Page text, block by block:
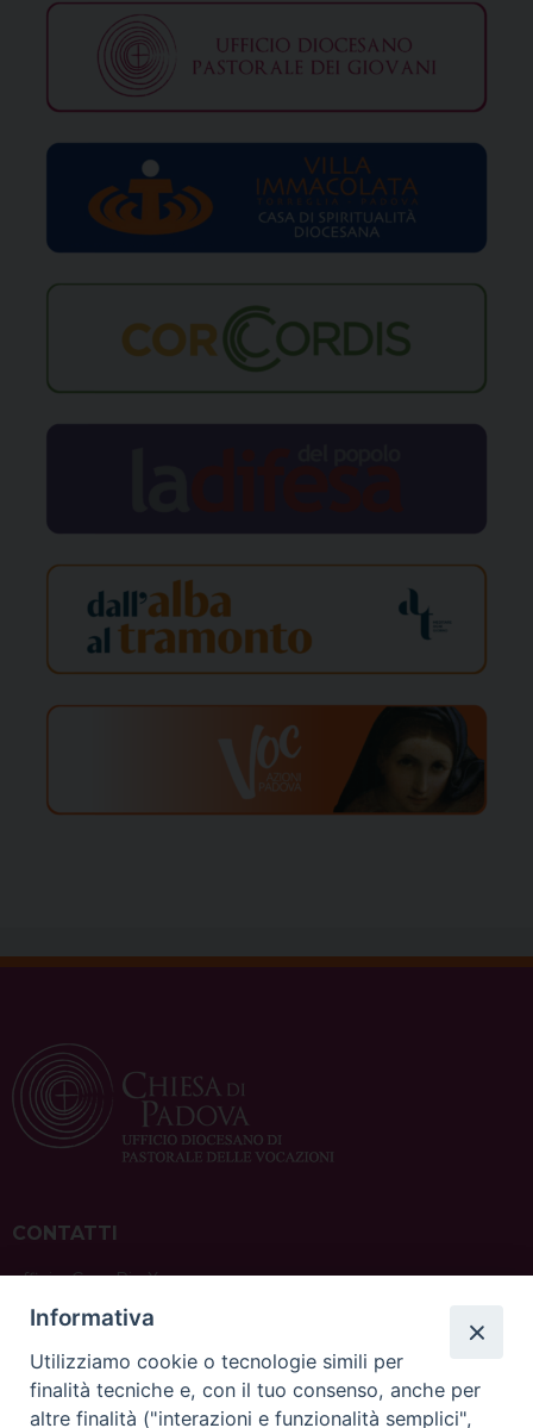
CONTATTI
ufficio: Casa Pio X
via Bonporti, 20 – 35141 Padova
tel: +39 351 619 2354
e mail:ufficiovocazionipadova@gmail.com
Informativa
Utilizziamo cookie o tecnologie simili per
finalità tecniche e, con il tuo consenso, anche per
altre finalità ("interazioni e funzionalità semplici",